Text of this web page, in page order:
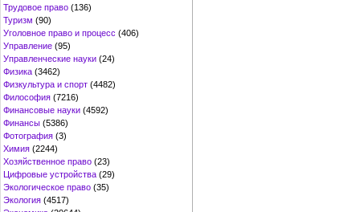
Трудовое право (136)
Туризм (90)
Уголовное право и процесс (406)
Управление (95)
Управленческие науки (24)
Физика (3462)
Физкультура и спорт (4482)
Философия (7216)
Финансовые науки (4592)
Финансы (5386)
Фотография (3)
Химия (2244)
Хозяйственное право (23)
Цифровые устройства (29)
Экологическое право (35)
Экология (4517)